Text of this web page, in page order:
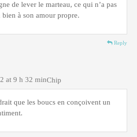
de lever le marteau, ce qui n’a pas
à son amour propre.
Reply
Chip
at 9 h 32 min
que les boucs en conçoivent un